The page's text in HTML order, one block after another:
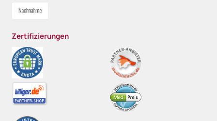
Zertifizierungen